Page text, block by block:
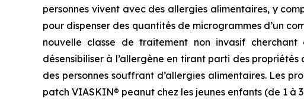
personnes vivent avec des allergies alimentaires, y
pour dispenser des quantités de microgrammes d’un
nouvelle classe de traitement non invasif
désensibiliser à l’allergène en tirant parti des
des personnes souffrant d’allergies alimentaires. Les
patch VIASKIN® peanut chez les jeunes enfants (de 1 à